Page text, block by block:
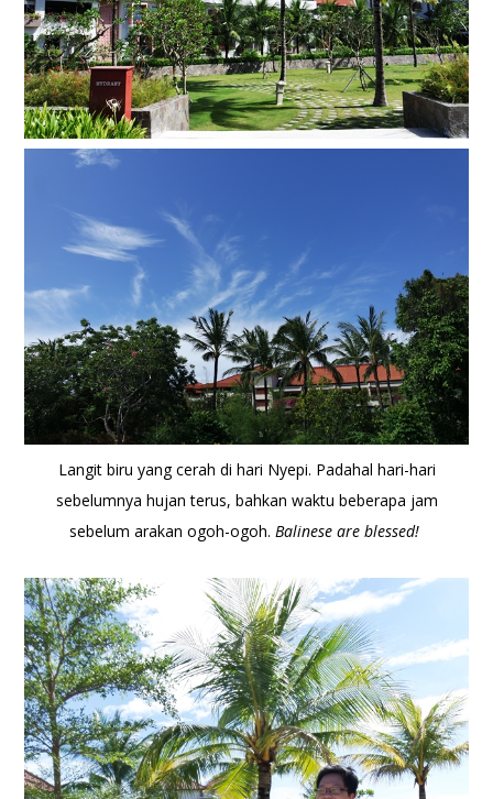
Langit biru yang cerah di hari Nyepi. Padahal hari-hari
sebelumnya hujan terus, bahkan waktu beberapa jam
sebelum arakan ogoh-ogoh. Balinese are blessed!